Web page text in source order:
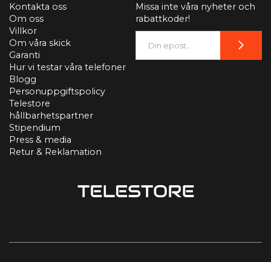
Kontakta oss
Om oss
Villkor
Om våra skick
Garanti
Hur vi testar våra telefoner
Blogg
Personuppgiftspolicy
Telestore
hållbarhetspartner
Stipendium
Press & media
Retur & Reklamation
Missa inte våra nyheter och
rabattkoder!